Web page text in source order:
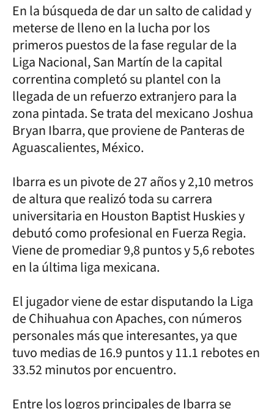
En la búsqueda de dar un salto de calidad y
meterse de lleno en la lucha por los
primeros puestos de la fase regular de la
Liga Nacional, San Martín de la capital
correntina completó su plantel con la
llegada de un refuerzo extranjero para la
zona pintada. Se trata del mexicano Joshua
Bryan Ibarra, que proviene de Panteras de
Aguascalientes, México.
Ibarra es un pivote de 27 años y 2,10 metros
de altura que realizó toda su carrera
universitaria en Houston Baptist Huskies y
debutó como profesional en Fuerza Regia.
Viene de promediar 9,8 puntos y 5,6 rebotes
en la última liga mexicana.
El jugador viene de estar disputando la Liga
de Chihuahua con Apaches, con números
personales más que interesantes, ya que
tuvo medias de 16.9 puntos y 11.1 rebotes en
33.52 minutos por encuentro.
Entre los logros principales de Ibarra se